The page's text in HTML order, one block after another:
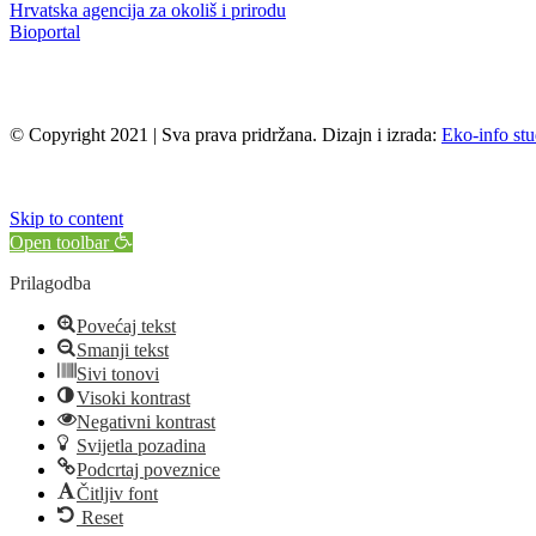
Hrvatska agencija za okoliš i prirodu
Bioportal
© Copyright 2021 | Sva prava pridržana. Dizajn i izrada: Eko-info
Skip to content
Open toolbar
Prilagodba
Povećaj tekst
Smanji tekst
Sivi tonovi
Visoki kontrast
Negativni kontrast
Svijetla pozadina
Podcrtaj poveznice
Čitljiv font
Reset